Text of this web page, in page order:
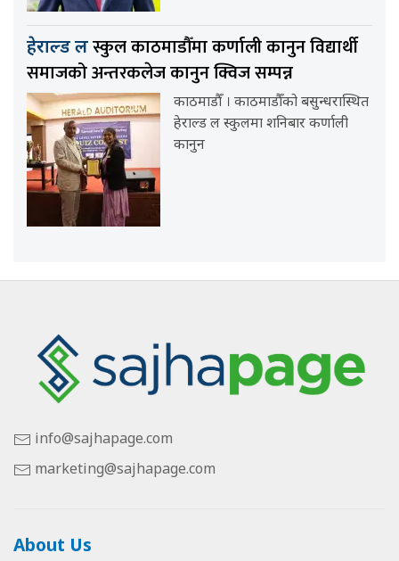
हेराल्ड लस्कुल काठमाडौँमा कर्णाली कानुन विद्यार्थी
समाजको अन्तरकलेज कानुन क्विज सम्पन्न
काठमाडौँ । काठमाडौँको बसुन्धरास्थित
हेराल्ड ल स्कुलमा शनिबार कर्णाली
कानुन
info@sajhapage.com
marketing@sajhapage.com
About Us